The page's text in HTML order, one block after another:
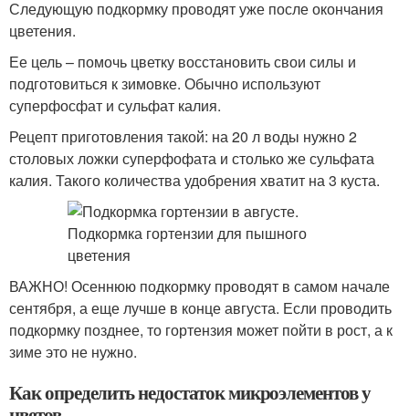
Следующую подкормку проводят уже после окончания
цветения.
Ее цель – помочь цветку восстановить свои силы и
подготовиться к зимовке. Обычно используют
суперфосфат и сульфат калия.
Рецепт приготовления такой: на 20 л воды нужно 2
столовых ложки суперфофата и столько же сульфата
калия. Такого количества удобрения хватит на 3 куста.
ВАЖНО! Осеннюю подкормку проводят в самом начале
сентября, а еще лучше в конце августа. Если проводить
подкормку позднее, то гортензия может пойти в рост, а к
зиме это не нужно.
Как определить недостаток микроэлементов у